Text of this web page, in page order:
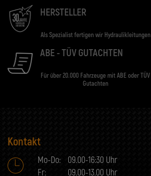
HERSTELLER
Als Spezialist fertigen wir Hydraulikleitungen
ABE - TÜV GUTACHTEN
Für über 20.000 Fahrzeuge mit ABE oder TÜV
Gutachten
Kontakt
Mo-Do:
09.00-16:30 Uhr
Fr:
09.00-13.00 Uhr